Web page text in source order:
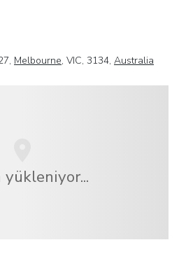
Melbourne, VIC, 3134, Australia